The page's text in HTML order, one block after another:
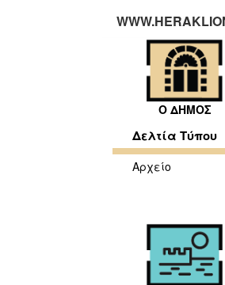
Ο ΔΗΜΟΣ
Δελτία Τύπου
Αρχείο